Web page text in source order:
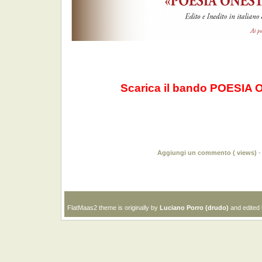
Scarica il bando POESIA
Aggiungi un commento ( views) -
FlatMaas2 theme is originally by Luciano Porro (drudo) and